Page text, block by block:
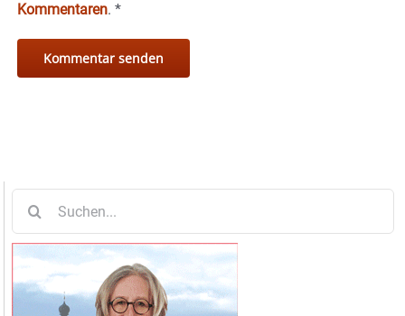
Kommentaren. *
nach: